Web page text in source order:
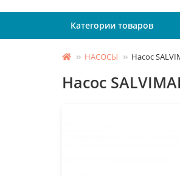
Категории товаров
НАСОСЫ Насос
Насос